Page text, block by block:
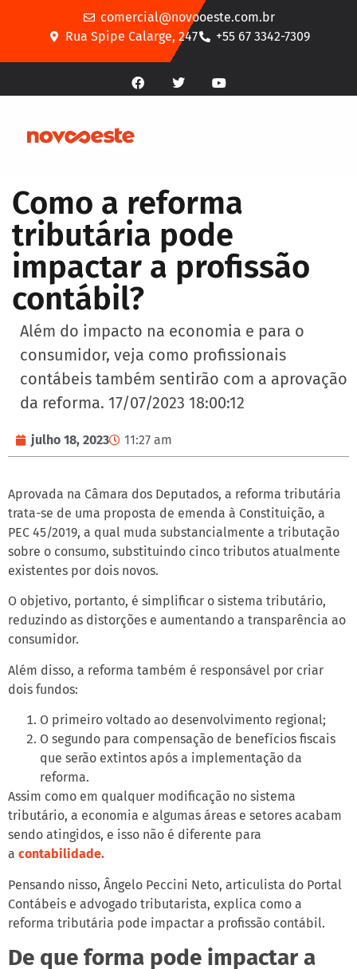
comercial@novooeste.com.br
Rua Spipe Calarge, 247
+55 67 3342-7309
Como a reforma
tributária pode
impactar a profissão
contábil?
Além do impacto na economia e para o
consumidor, veja como profissionais
contábeis também sentirão com a aprovação
da reforma. 17/07/2023 18:00:12
julho 18, 2023 11:27 am
Aprovada na Câmara dos Deputados, a reforma tributária
trata-se de uma proposta de emenda à Constituição, a
PEC 45/2019, a qual muda substancialmente a tributação
sobre o consumo, substituindo cinco tributos atualmente
existentes por dois novos.
O objetivo, portanto, é simplificar o sistema tributário,
reduzindo as distorções e aumentando a transparência ao
consumidor.
Além disso, a reforma também é responsável por criar
dois fundos:
O primeiro voltado ao desenvolvimento regional;
O segundo para compensação de benefícios fiscais
que serão extintos após a implementação da
reforma.
Assim como em qualquer modificação no sistema
tributário, a economia e algumas áreas e setores acabam
sendo atingidos, e isso não é diferente para
a contabilidade.
Pensando nisso, Ângelo Peccini Neto, articulista do Portal
Contábeis e advogado tributarista, explica como a
reforma tributária pode impactar a profissão contábil.
De que forma pode impactar a